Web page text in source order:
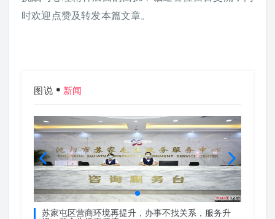
时欢迎点赞及转发本篇文章。
图说 新闻
苏家屯区营商环境再提升，办事不找关系，服务升